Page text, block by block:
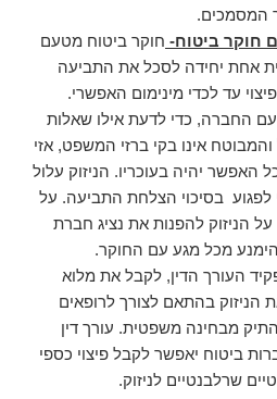
המסמכים.
חוקר ביטוח- חוקר ביטוח מטעם
אחת יחידה לסכל את התביעה
עד לכדי מינימום האפשרי.
החברה, כדי לדעת אילו שאלות
אינו בקי ברזי המשפט, אזי
האפשר יהיה בעוכריו. הניזוק עלול
בסיכוי הצלחת התביעה. על
הניזוק להפנות את נציג חברת
מכל מגע עם החוקר.
העורך הדין, לקבל את מלוא
הניזוק בהתאם לצורך לרופאים
מבחינה משפטית. עורך דין
ביטוח יאפשר לקבל פיצוי כספי
שרלבנטיים לניזוק.